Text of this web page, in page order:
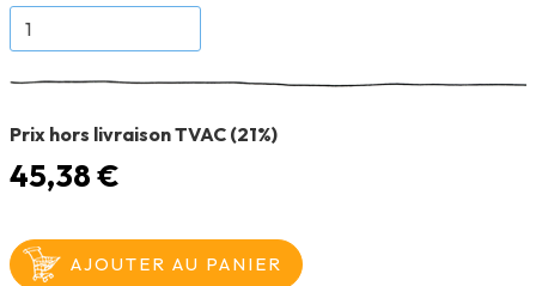
Prix hors livraison TVAC (21%)
45,38 €